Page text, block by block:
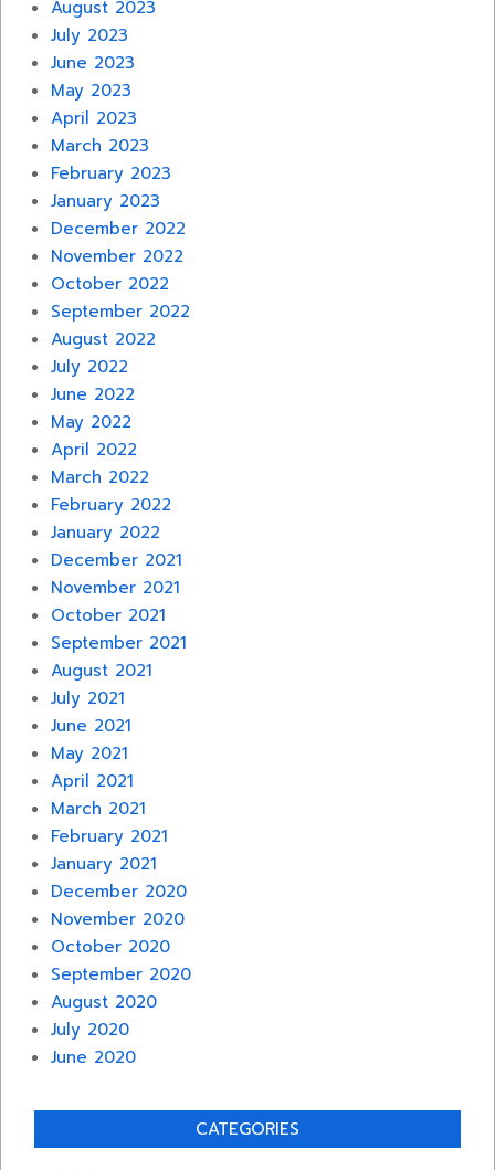
August 2023
July 2023
June 2023
May 2023
April 2023
March 2023
February 2023
January 2023
December 2022
November 2022
October 2022
September 2022
August 2022
July 2022
June 2022
May 2022
April 2022
March 2022
February 2022
January 2022
December 2021
November 2021
October 2021
September 2021
August 2021
July 2021
June 2021
May 2021
April 2021
March 2021
February 2021
January 2021
December 2020
November 2020
October 2020
September 2020
August 2020
July 2020
June 2020
CATEGORIES